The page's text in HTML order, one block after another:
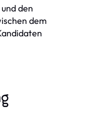
den
dem